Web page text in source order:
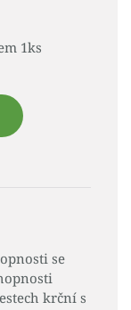
1ks
se
krční s